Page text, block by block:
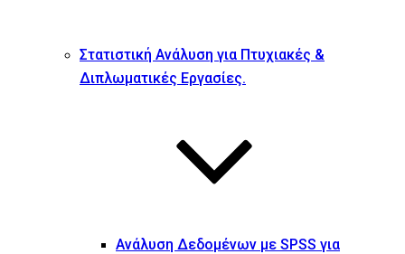
Στατιστική Ανάλυση για Πτυχιακές &
Διπλωματικές Εργασίες.
Ανάλυση Δεδομένων με SPSS για